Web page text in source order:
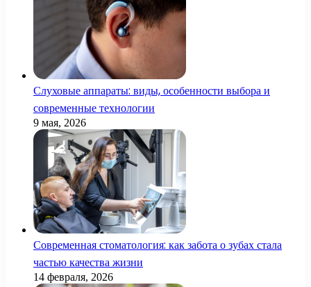
Слуховые аппараты: виды, особенности выбора и
современные технологии
9 мая, 2026
Современная стоматология: как забота о зубах стала
частью качества жизни
14 февраля, 2026